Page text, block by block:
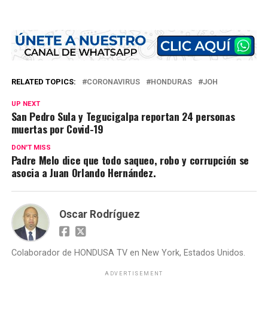
RELATED TOPICS: CORONAVIRUS HONDURAS JOH
UP NEXT
San Pedro Sula y Tegucigalpa reportan 24 personas
muertas por Covid-19
DON'T MISS
Padre Melo dice que todo saqueo, robo y corrupción se
asocia a Juan Orlando Hernández.
Oscar Rodríguez
Colaborador de HONDUSA TV en New York, Estados Unidos.
ADVERTISEMENT